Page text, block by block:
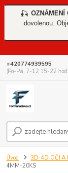
🎣 OZNÁMENÍ
dovolenou.
+420774939595
(Po-Pá, 7-12 15-22
Úvod 3D-4D OČI A
4MM-20KS